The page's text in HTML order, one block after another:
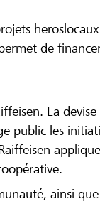
de
La
public les
ainsi